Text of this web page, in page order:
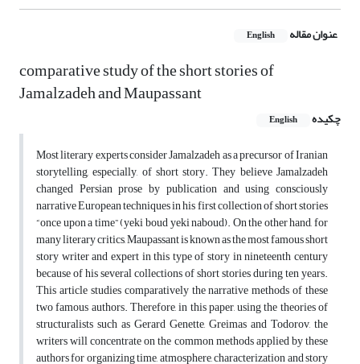
عنوان مقاله English
comparative study of the short stories of
Jamalzadeh and Maupassant
چکیده English
Most literary experts consider Jamalzadeh as a precursor of Iranian
storytelling, especially, of short story. They believe Jamalzadeh
changed Persian prose by publication and using consciously
narrative European techniques in his first collection of short stories
“once upon a time” (yeki boud yeki naboud). On the other hand, for
many literary critics, Maupassant is known as the most famous short
story writer and expert in this type of story in nineteenth century
because of his several collections of short stories during ten years.
This article studies comparatively the narrative methods of these
two famous authors. Therefore, in this paper, using the theories of
structuralists such as Gerard Genette, Greimas and Todorov, the
writers will concentrate on the common methods applied by these
authors for organizing time, atmosphere, characterization and story